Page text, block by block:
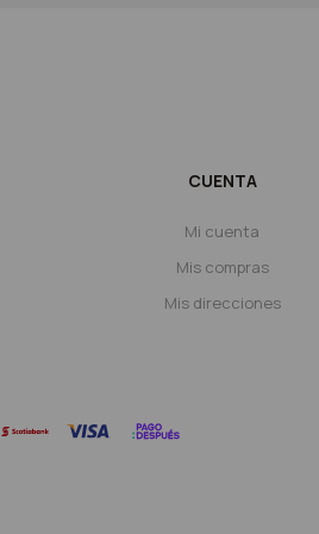
CUENTA
Mi cuenta
Mis compras
Mis direcciones